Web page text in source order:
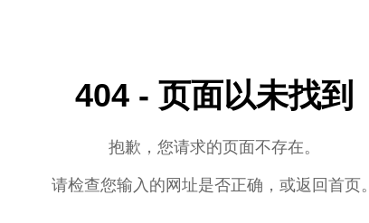
404 - 页面以未找到
抱歉，您请求的页面不存在。
请检查您输入的网址是否正确，或返回首页。